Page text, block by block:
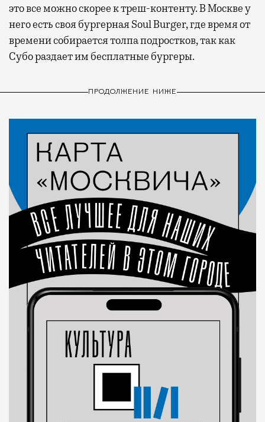
это все можно скорее к треш-контенту. В Москве у
него есть своя бургерная Soul Burger, где время от
времени собирается толпа подростков, так как
Субо раздает им бесплатные бургеры.
ПРОДОЛЖЕНИЕ НИЖЕ